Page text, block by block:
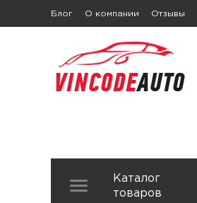
Блог О компании Отзывы
Каталог
товаров